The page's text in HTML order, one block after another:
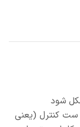
شود
ست کنترل (یعنی